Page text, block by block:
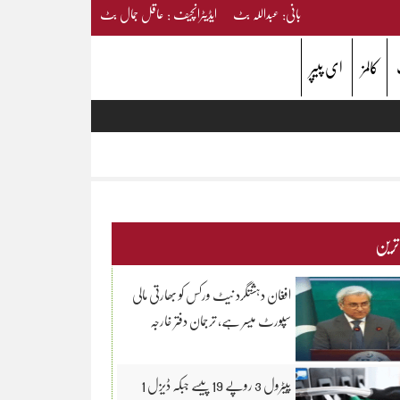
بانی: عبداللہ بٹ ایڈیٹرانچیف : عاقل جمال بٹ
کالمز ای پیپر
افغان دہشتگرد نیٹ ورکس کو بھارتی مالی
سپورٹ میسر ہے، ترجمان دفتر خارجہ
پیٹرول 3 روپے 19 پیسے جبکہ ڈیزل 1